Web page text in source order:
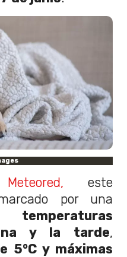
este
por una
y la tarde,
5°C y máximas